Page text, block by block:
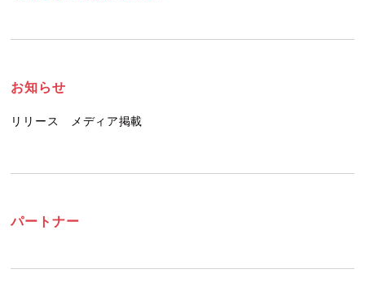
お知らせ
リリース メディア掲載
パートナー